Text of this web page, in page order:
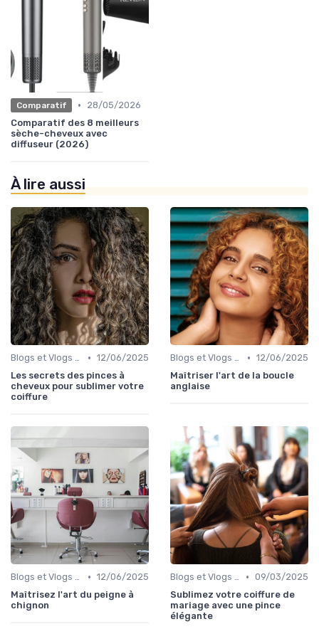
Comparatif •
28/05/2026
Comparatif des 8 meilleurs
sèche-cheveux avec
diffuseur (2026)
À lire aussi
Blogs et Vlogs de Coiffure • 12/06/2025
Les secrets des pinces à
cheveux pour sublimer votre
coiffure
Blogs et Vlogs de Coiffure • 12/06/2025
Maîtriser l'art de la boucle
anglaise
Blogs et Vlogs de Coiffure • 12/06/2025
Maîtrisez l'art du peigne à
chignon
Blogs et Vlogs de Coiffure • 09/03/2025
Sublimez votre coiffure de
mariage avec une pince
élégante